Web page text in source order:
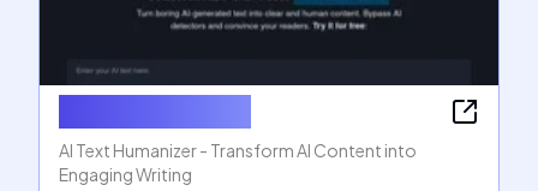
AI Text Humanizer - Transform AI Content into
Engaging Writing